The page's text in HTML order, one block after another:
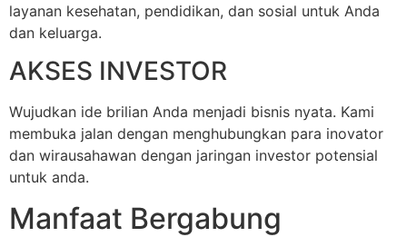
layanan kesehatan, pendidikan, dan sosial untuk Anda
dan keluarga.
AKSES INVESTOR
Wujudkan ide brilian Anda menjadi bisnis nyata. Kami
membuka jalan dengan menghubungkan para inovator
dan wirausahawan dengan jaringan investor potensial
untuk anda.
Manfaat Bergabung